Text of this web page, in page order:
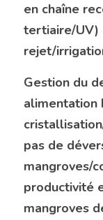
en chaîne
tertiaire/UV)
rejet/
Gestion du
alimentation
pas de
mangroves/
productivité
mangroves